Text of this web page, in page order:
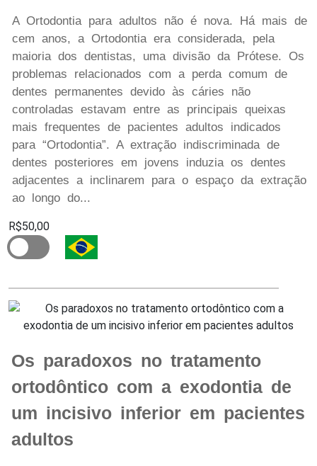
A Ortodontia para adultos não é nova. Há mais de
cem anos, a Ortodontia era considerada, pela
maioria dos dentistas, uma divisão da Prótese. Os
problemas relacionados com a perda comum de
dentes permanentes devido às cáries não
controladas estavam entre as principais queixas
mais frequentes de pacientes adultos indicados
para “Ortodontia”. A extração indiscriminada de
dentes posteriores em jovens induzia os dentes
adjacentes a inclinarem para o espaço da extração
ao longo do...
R$50,00
Os paradoxos no tratamento
ortodôntico com a exodontia de
um incisivo inferior em pacientes
adultos